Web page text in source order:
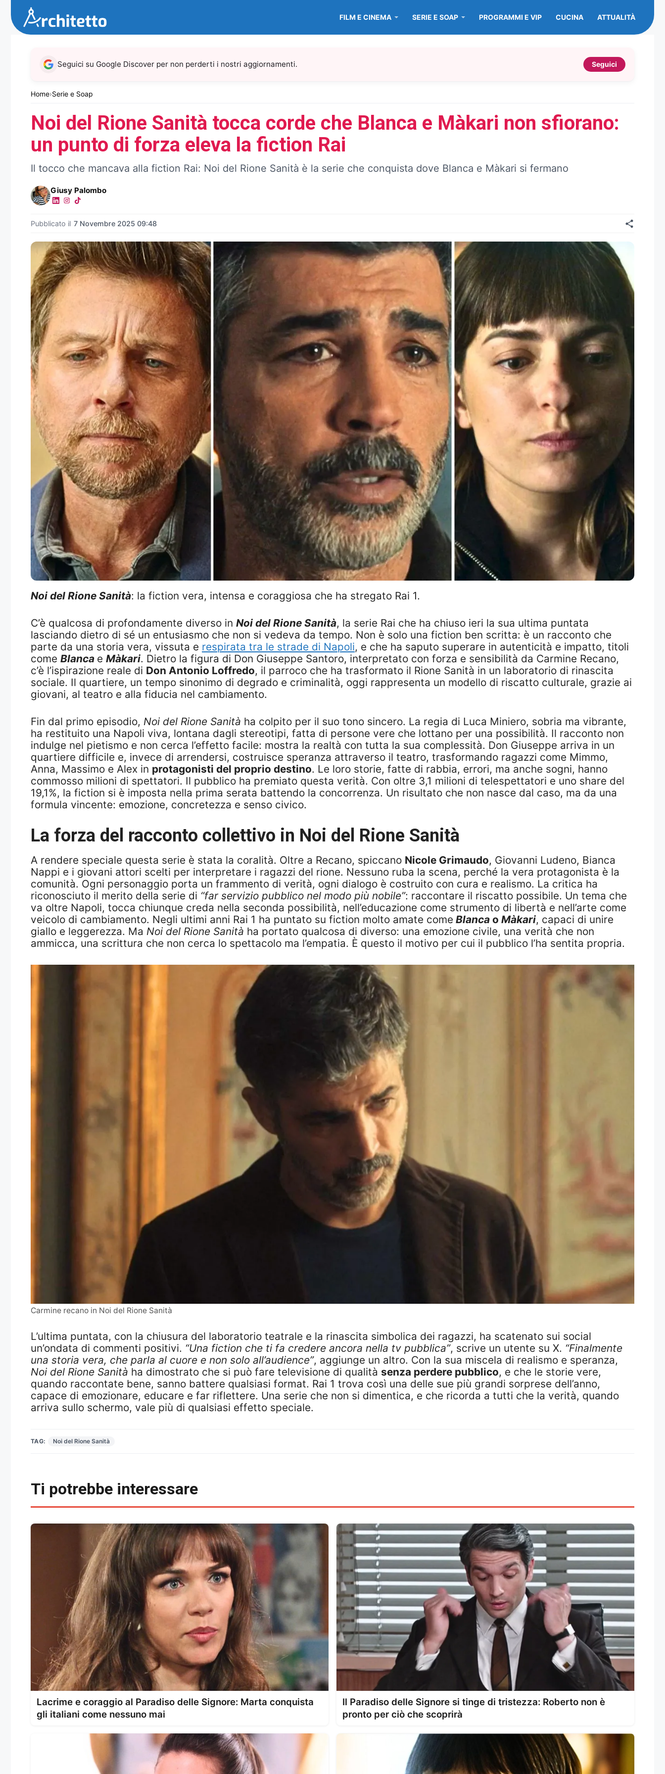
contenuto
FILM E CINEMA SERIE E SOAP PROGRAMMI E VIP CUCINA ATTUALITÀ
Home›Serie e Soap
Seguici su Google Discover per non perderti i nostri aggiornamenti. Seguici
Noi del Rione Sanità tocca corde che Blanca e Màkari non sfiorano:
un punto di forza eleva la fiction Rai
Il tocco che mancava alla fiction Rai: Noi del Rione Sanità è la serie che conquista dove Blanca e Màkari si fermano
Giusy Palombo
Pubblicato il 7 Novembre 2025 09:48
Noi del Rione Sanità: la fiction vera, intensa e coraggiosa che ha stregato Rai 1.
C’è qualcosa di profondamente diverso in Noi del Rione Sanità, la serie Rai che ha chiuso ieri la sua ultima puntata
lasciando dietro di sé un entusiasmo che non si vedeva da tempo. Non è solo una fiction ben scritta: è un racconto che
parte da una storia vera, vissuta e respirata tra le strade di Napoli, e che ha saputo superare in autenticità e impatto, titoli
come Blanca e Màkari. Dietro la figura di Don Giuseppe Santoro, interpretato con forza e sensibilità da Carmine Recano,
c’è l’ispirazione reale di Don Antonio Loffredo, il parroco che ha trasformato il Rione Sanità in un laboratorio di rinascita
sociale. Il quartiere, un tempo sinonimo di degrado e criminalità, oggi rappresenta un modello di riscatto culturale, grazie ai
giovani, al teatro e alla fiducia nel cambiamento.
Fin dal primo episodio, Noi del Rione Sanità ha colpito per il suo tono sincero. La regia di Luca Miniero, sobria ma vibrante,
ha restituito una Napoli viva, lontana dagli stereotipi, fatta di persone vere che lottano per una possibilità. Il racconto non
indulge nel pietismo e non cerca l’effetto facile: mostra la realtà con tutta la sua complessità. Don Giuseppe arriva in un
quartiere difficile e, invece di arrendersi, costruisce speranza attraverso il teatro, trasformando ragazzi come Mimmo,
Anna, Massimo e Alex in protagonisti del proprio destino. Le loro storie, fatte di rabbia, errori, ma anche sogni, hanno
commosso milioni di spettatori. Il pubblico ha premiato questa verità. Con oltre 3,1 milioni di telespettatori e uno share del
19,1%, la fiction si è imposta nella prima serata battendo la concorrenza. Un risultato che non nasce dal caso, ma da una
formula vincente: emozione, concretezza e senso civico.
La forza del racconto collettivo in Noi del Rione Sanità
A rendere speciale questa serie è stata la coralità. Oltre a Recano, spiccano Nicole Grimaudo, Giovanni Ludeno, Bianca
Nappi e i giovani attori scelti per interpretare i ragazzi del rione. Nessuno ruba la scena, perché la vera protagonista è la
comunità. Ogni personaggio porta un frammento di verità, ogni dialogo è costruito con cura e realismo. La critica ha
riconosciuto il merito della serie di “far servizio pubblico nel modo più nobile”: raccontare il riscatto possibile. Un tema che
va oltre Napoli, tocca chiunque creda nella seconda possibilità, nell’educazione come strumento di libertà e nell’arte come
veicolo di cambiamento. Negli ultimi anni Rai 1 ha puntato su fiction molto amate come Blanca o Màkari, capaci di unire
giallo e leggerezza. Ma Noi del Rione Sanità ha portato qualcosa di diverso: una emozione civile, una verità che non
ammicca, una scrittura che non cerca lo spettacolo ma l’empatia. È questo il motivo per cui il pubblico l’ha sentita propria.
Carmine recano in Noi del Rione Sanità
L’ultima puntata, con la chiusura del laboratorio teatrale e la rinascita simbolica dei ragazzi, ha scatenato sui social
un’ondata di commenti positivi. “Una fiction che ti fa credere ancora nella tv pubblica”, scrive un utente su X. “Finalmente
una storia vera, che parla al cuore e non solo all’audience”, aggiunge un altro. Con la sua miscela di realismo e speranza,
Noi del Rione Sanità ha dimostrato che si può fare televisione di qualità senza perdere pubblico, e che le storie vere,
quando raccontate bene, sanno battere qualsiasi format. Rai 1 trova così una delle sue più grandi sorprese dell’anno,
capace di emozionare, educare e far riflettere. Una serie che non si dimentica, e che ricorda a tutti che la verità, quando
arriva sullo schermo, vale più di qualsiasi effetto speciale.
TAG: Noi del Rione Sanità
Ti potrebbe interessare
Lacrime e coraggio al Paradiso delle Signore: Marta conquista
gli italiani come nessuno mai
Il Paradiso delle Signore si tinge di tristezza: Roberto non è
pronto per ciò che scoprirà